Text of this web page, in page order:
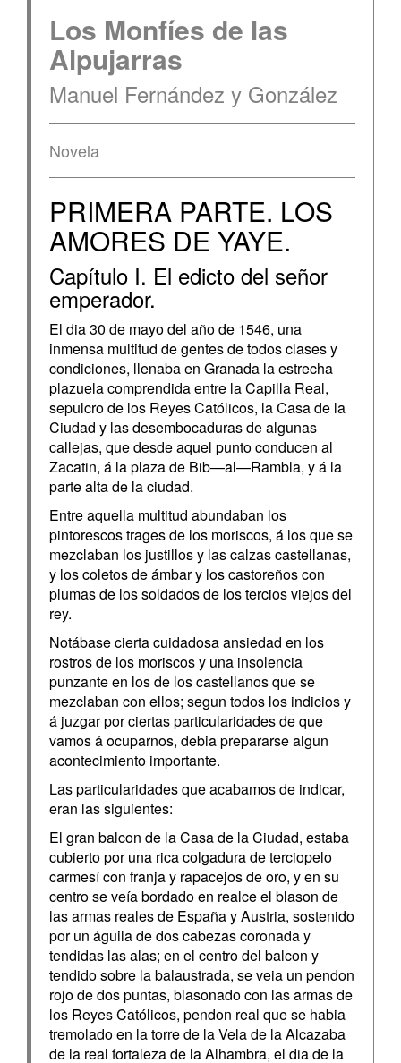
Los Monfíes de las
Alpujarras
Manuel Fernández y González
Novela
PRIMERA PARTE. LOS
AMORES DE YAYE.
Capítulo I. El edicto del señor
emperador.
El dia 30 de mayo del año de 1546, una
inmensa multitud de gentes de todos clases y
condiciones, llenaba en Granada la estrecha
plazuela comprendida entre la Capilla Real,
sepulcro de los Reyes Católicos, la Casa de la
Ciudad y las desembocaduras de algunas
callejas, que desde aquel punto conducen al
Zacatin, á la plaza de Bib—al—Rambla, y á la
parte alta de la ciudad.
Entre aquella multitud abundaban los
pintorescos trages de los moriscos, á los que se
mezclaban los justillos y las calzas castellanas,
y los coletos de ámbar y los castoreños con
plumas de los soldados de los tercios viejos del
rey.
Notábase cierta cuidadosa ansiedad en los
rostros de los moriscos y una insolencia
punzante en los de los castellanos que se
mezclaban con ellos; segun todos los indicios y
á juzgar por ciertas particularidades de que
vamos á ocuparnos, debia prepararse algun
acontecimiento importante.
Las particularidades que acabamos de indicar,
eran las siguientes:
El gran balcon de la Casa de la Ciudad, estaba
cubierto por una rica colgadura de terciopelo
carmesí con franja y rapacejos de oro, y en su
centro se veía bordado en realce el blason de
las armas reales de España y Austria, sostenido
por un águila de dos cabezas coronada y
tendidas las alas; en el centro del balcon y
tendido sobre la balaustrada, se veia un pendon
rojo de dos puntas, blasonado con las armas de
los Reyes Católicos, pendon real que se habia
tremolado en la torre de la Vela de la Alcazaba
de la real fortaleza de la Alhambra, el dia de la